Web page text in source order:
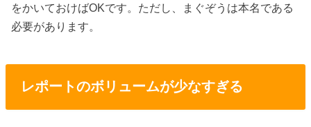
をかいておけばOKです。ただし、まぐぞうは本名である
必要があります。
レポートのボリュームが少なすぎる